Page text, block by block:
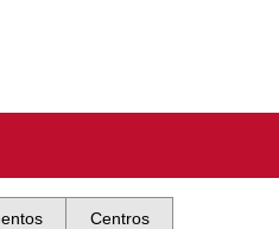
Centros